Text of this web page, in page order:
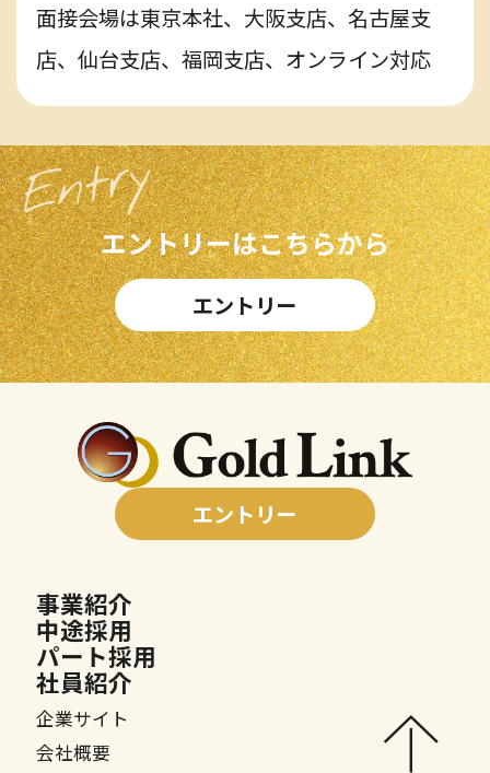
面接会場は東京本社、大阪支店、名古屋支
店、仙台支店、福岡支店、オンライン対応
エントリーはこちらから
エントリー
エントリー
事業紹介
中途採用
パート採用
社員紹介
企業サイト
会社概要